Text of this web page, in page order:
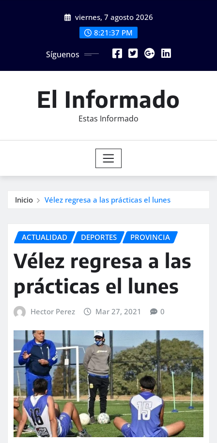
viernes, 7 agosto 2026
8:21:39 PM
Síguenos
El Informado
Estas Informado
Inicio Vélez regresa a las prácticas el lunes
ACTUALIDAD DEPORTES PROVINCIA
Vélez regresa a las
prácticas el lunes
Hector Perez Mar 27, 2021 0